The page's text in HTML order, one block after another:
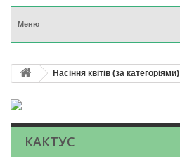
Меню
Насіння квітів (за категоріями)
КАКТУС